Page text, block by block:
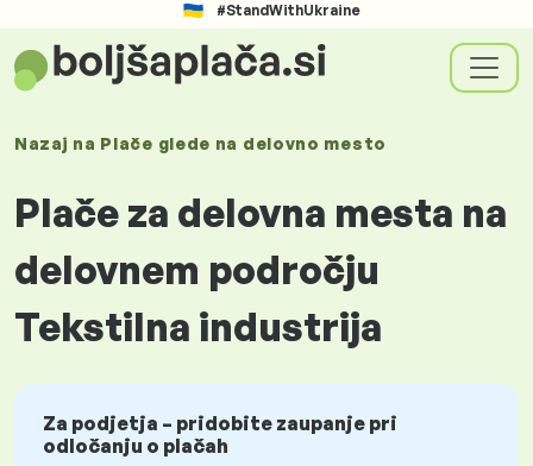
#StandWithUkraine
Nazaj na Plače glede na delovno mesto
Plače za delovna mesta na
delovnem področju
Tekstilna industrija
Za podjetja – pridobite zaupanje pri
odločanju o plačah